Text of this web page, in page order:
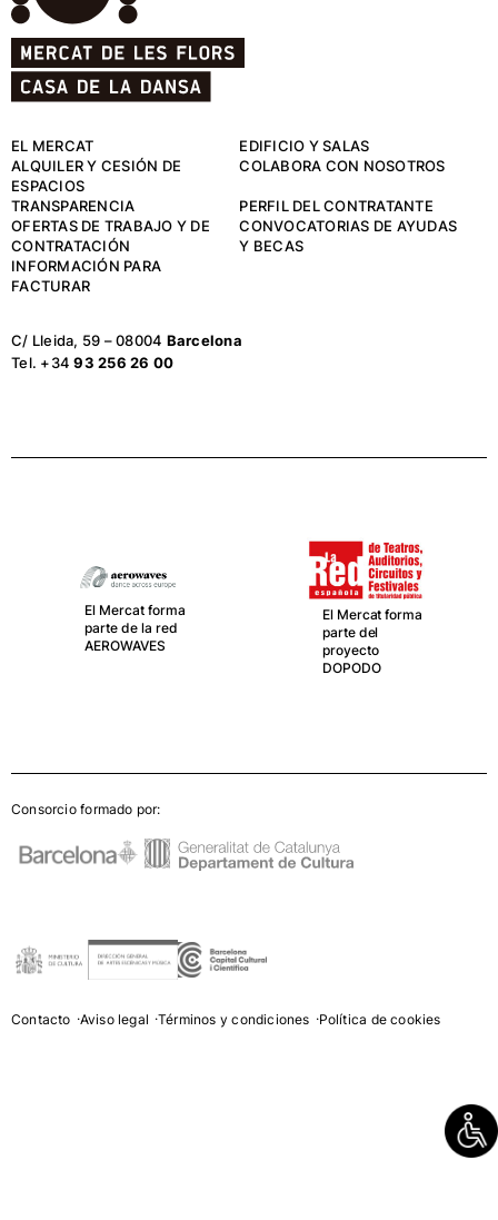
EL MERCAT
EDIFICIO Y SALAS
ALQUILER Y CESIÓN DE
ESPACIOS
COLABORA CON NOSOTROS
TRANSPARENCIA
PERFIL DEL CONTRATANTE
OFERTAS DE TRABAJO Y DE
CONTRATACIÓN
CONVOCATORIAS DE AYUDAS
Y BECAS
INFORMACIÓN PARA
FACTURAR
C/ Lleida, 59 – 08004 Barcelona
Tel. +3493 256 26 00
El Mercat forma
parte de la red
AEROWAVES
El Mercat forma
parte del
proyecto
DOPODO
Consorcio formado por:
Contacto Aviso legal Términos y condiciones Política de cookies